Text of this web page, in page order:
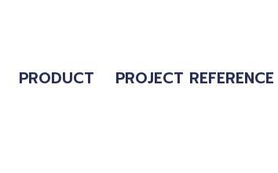
PRODUCT PROJECT REFERENCE